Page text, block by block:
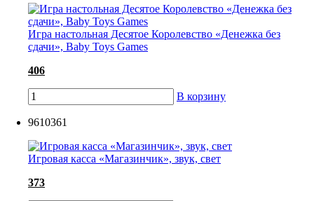
Игра настольная Десятое Королевство «Денежка без
сдачи», Baby Toys Games
406
В корзину
9610361
Игровая касса «Магазинчик», звук, свет
373